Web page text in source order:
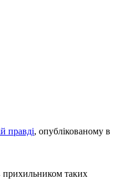
правді, опублікованому в
прихильником таких